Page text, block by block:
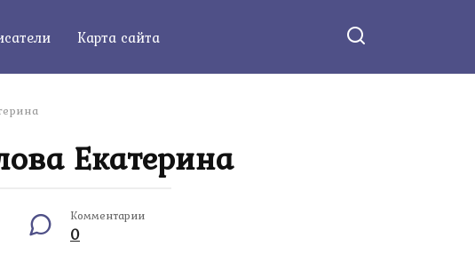
Карта сайта
Екатерина
Комментарии
0